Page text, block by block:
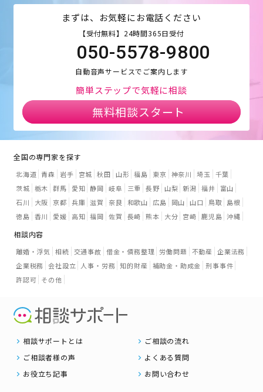
まずは、お気軽にお電話ください
【受付無料】24時間365日受付
050-5578-9800
自動音声サービスでご案内します
簡単ステップで気軽に相談
無料相談スタート
全国の専門家を探す
北海道 青森 岩手 宮城 秋田 山形 福島 東京 神奈川 埼玉
千葉
茨城 栃木 群馬 愛知 静岡 岐阜 三重 長野 山梨 新潟 福井
富山
石川
大阪 京都 兵庫 滋賀 奈良 和歌山 広島 岡山 山口 鳥取
島根
徳島 香川 愛媛 高知 福岡 佐賀 長崎 熊本 大分 宮崎 鹿児島 沖縄
相談内容
離婚・浮気 相続 交通事故 借金・債務整理 労働問題 不動産 企業法務
企業税務 会社設立 人事・労務 知的財産 補助金・助成金 刑事事件
許認可 その他
相談サポートとは
ご相談の流れ
ご相談者様の声
よくある質問
お役立ち記事
お問い合わせ